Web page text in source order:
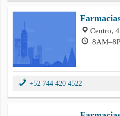
Centro,
+52 744 420 4522